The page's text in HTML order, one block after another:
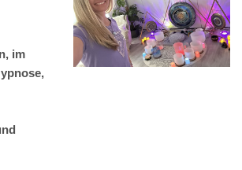
im